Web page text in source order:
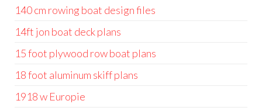
140 cm rowing boat design files
14ft jon boat deck plans
15 foot plywood row boat plans
18 foot aluminum skiff plans
1918 w Europie